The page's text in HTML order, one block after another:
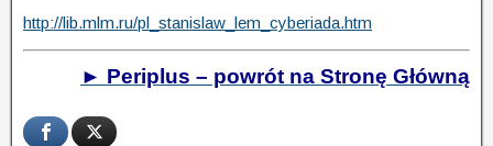
http://lib.mlm.ru/pl_stanislaw_lem_cyberiada.htm
► Periplus – powrót na Stronę Główną